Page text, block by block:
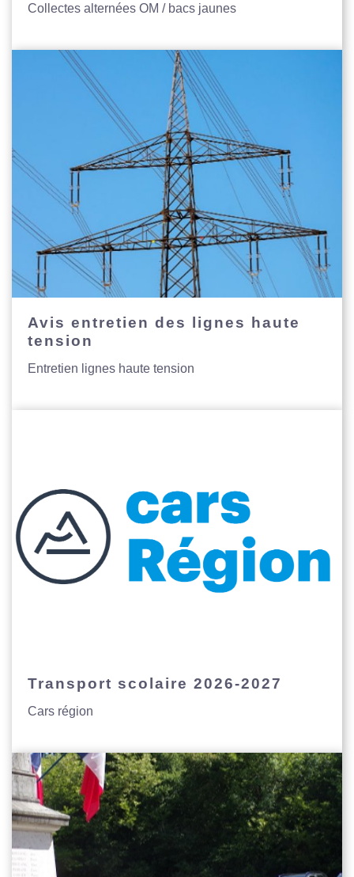
Collectes alternées OM / bacs jaunes
Avis entretien des lignes haute
tension
Entretien lignes haute tension
Transport scolaire 2026-2027
Cars région